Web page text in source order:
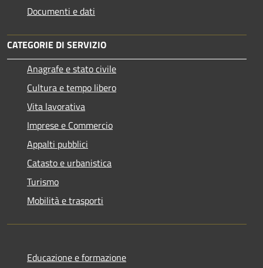
Documenti e dati
CATEGORIE DI SERVIZIO
Anagrafe e stato civile
Cultura e tempo libero
Vita lavorativa
Imprese e Commercio
Appalti pubblici
Catasto e urbanistica
Turismo
Mobilità e trasporti
Educazione e formazione